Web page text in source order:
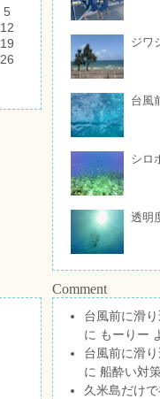
5
12
19
26
ジワ
台風
シロ
透明
Comment
台風前に滑
に もーりー
台風前に滑
に 船酔い対
久米島だけ